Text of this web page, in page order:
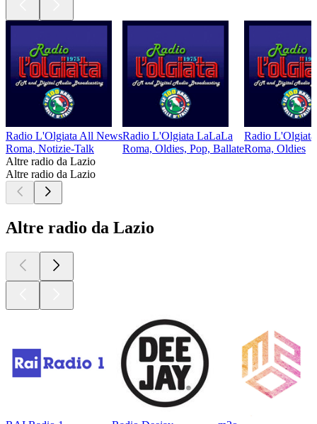
Radio L'Olgiata All News
Roma, Notizie-Talk
Radio L'Olgiata LaLaLa
Roma, Oldies, Pop, Ballate
Radio L'Olgiata
Roma, Oldies
Altre radio da Lazio
Altre radio da Lazio
Altre radio da Lazio